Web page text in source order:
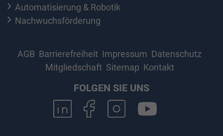
Automatisierung & Robotik
Nachwuchsförderung
AGB Barrierefreiheit Impressum Datenschutz
Mitgliedschaft Sitemap Kontakt
FOLGEN SIE UNS